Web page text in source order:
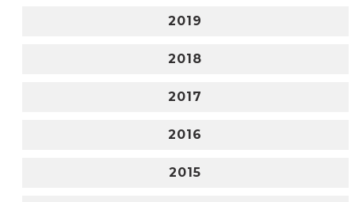
2019
2018
2017
2016
2015